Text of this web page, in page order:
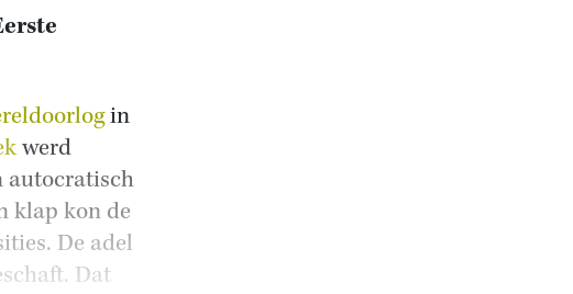
in
werd
autocratisch
klap kon de
De adel
Dat